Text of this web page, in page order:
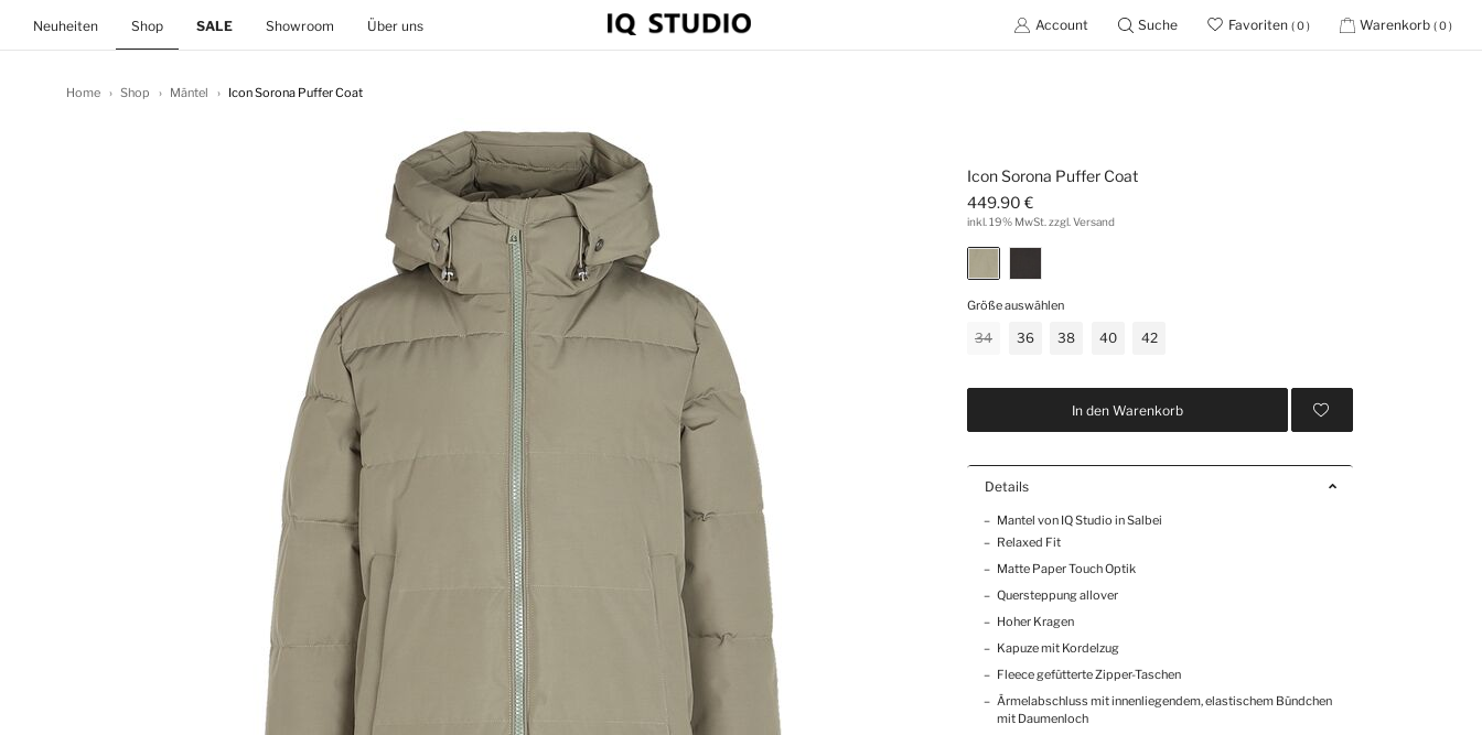
Neuheiten(current)
Shop SALE Showroom Über uns Account Suche Favoriten ( 0 ) Warenkorb ( 0 )
Home Shop Mäntel Icon Sorona Puffer Coat
Icon Sorona Puffer Coat
449.90 €
inkl. 19% MwSt. zzgl. Versand
Größe auswählen
34 36 38 40 42
In den Warenkorb
Details
Mantel von IQ Studio in Salbei
Relaxed Fit
Matte Paper Touch Optik
Quersteppung allover
Hoher Kragen
Kapuze mit Kordelzug
Fleece gefütterte Zipper-Taschen
Ärmelabschluss mit innenliegendem, elastischem Bündchen
mit Daumenloch